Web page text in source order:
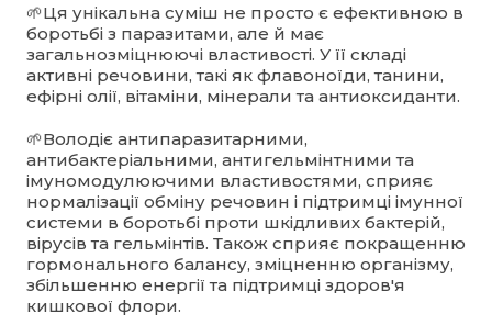
🌱Ця унікальна суміш не просто є ефективною в
боротьбі з паразитами, але й має
загальнозміцнюючі властивості. У її складі
активні речовини, такі як флавоноїди, танини,
ефірні олії, вітаміни, мінерали та антиоксиданти.
🌱Володіє антипаразитарними,
антибактеріальними, антигельмінтними та
імуномодулюючими властивостями, сприяє
нормалізації обміну речовин і підтримці імунної
системи в боротьбі проти шкідливих бактерій,
вірусів та гельмінтів. Також сприяє покращенню
гормонального балансу, зміцненню організму,
збільшенню енергії та підтримці здоров'я
кишкової флори.